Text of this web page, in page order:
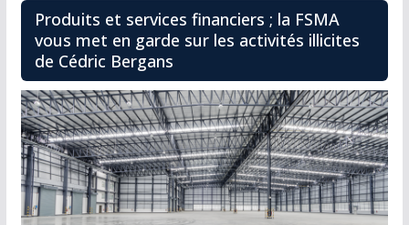
Produits et services financiers ; la FSMA
vous met en garde sur les activités illicites
de Cédric Bergans